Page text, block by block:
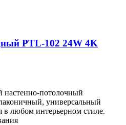
PTL-102 24W 4K
потолочный
универсальный
в любом интерьерном стиле.